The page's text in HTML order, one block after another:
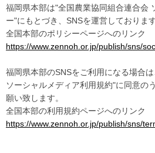
福岡県本部は"全国農業協同組合連合会
ー"にもとづき、SNSを運営しております
全国本部のポリシーページへのリンク
https://www.zennoh.or.jp/publish/sns/
福岡県本部のSNSをご利用になる場合
ソーシャルメディア利用規約"に同意の
願い致します。
全国本部の利用規約ページへのリンク
https://www.zennoh.or.jp/publish/sns/